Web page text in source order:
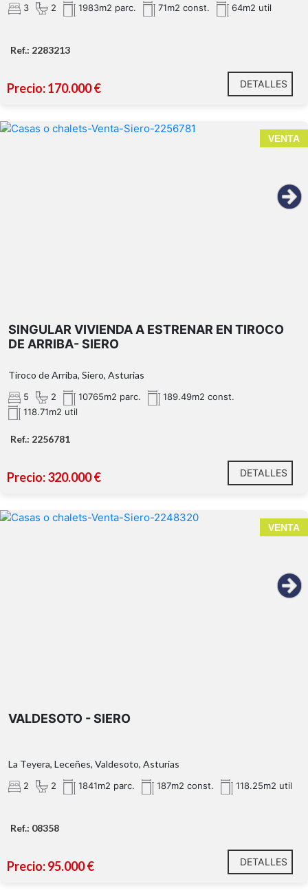
su magia!
3 2 1983m2 parc. 71m2 const. 64m2 util
Ref.: 2283213
Precio: 170.000 € DETALLES
VENTA
SINGULAR VIVIENDA A ESTRENAR EN TIROCO
DE ARRIBA- SIERO
Tiroco de Arriba, Siero, Asturias
5 2 10765m2 parc.
189.49m2 const.
118.71m2 util
Ref.: 2256781
Precio: 320.000 € DETALLES
VENTA
VALDESOTO - SIERO
La Teyera, Leceñes, Valdesoto, Asturias
2 2 1841m2 parc. 187m2 const. 118.25m2 util
Ref.: 08358
Precio: 95.000 € DETALLES